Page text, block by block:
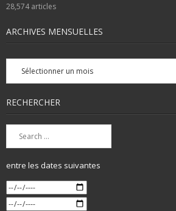
28,574articles
ARCHIVES MENSUELLES
Archives
mensuelles
RECHERCHER
entre les dates suivantes